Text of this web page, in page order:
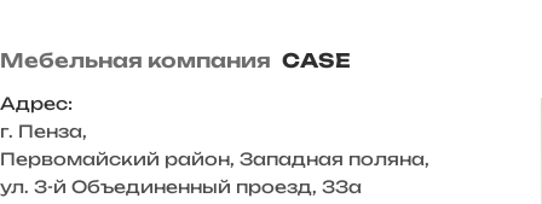
большинства и интерьеров.
— Дополнительные антресоли закрывают
пространство до потолка, больше места для хранения.
Мебельная компания CASE
Адрес:
г. Пенза,
Первомайский район, Западная поляна,
ул. 3-й Объединенный проезд, 33а